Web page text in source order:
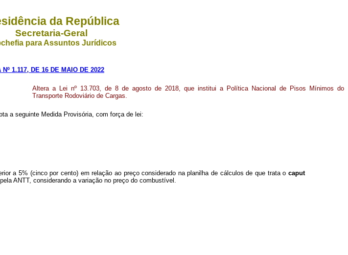
da República
Secretaria-Geral
para Assuntos Jurídicos
1.117, DE 16 DE MAIO DE 2022
Altera a Lei nº 13.703, de 8 de agosto de 2018, que institui a Política Nacional de Pisos Mínimos do
Transporte Rodoviário de Cargas.
a seguinte Medida Provisória, com força de lei:
a 5% (cinco por cento) em relação ao preço considerado na planilha de cálculos de que trata ocaput
ANTT, considerando a variação no preço do combustível.